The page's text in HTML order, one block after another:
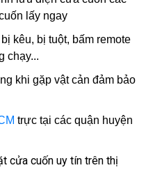
lấy ngay
kêu, bị tuột, bấm remote
chạy...
khi gặp vật cản đảm bảo
trực tại các quận huyện
cửa cuốn uy tín trên thị